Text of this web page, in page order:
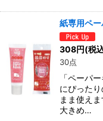
紙専用ペ
308円(税
30点
「ペーパ
にぴった
まま使え
大きめ…